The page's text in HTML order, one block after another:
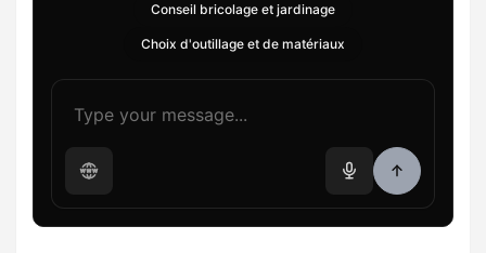
Conseil bricolage et jardinage
Choix d'outillage et de matériaux